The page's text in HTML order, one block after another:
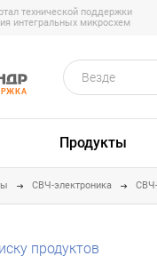
технической поддержки
интегральных микросхем
Везде
Продукты
СВЧ-электроника
продуктов